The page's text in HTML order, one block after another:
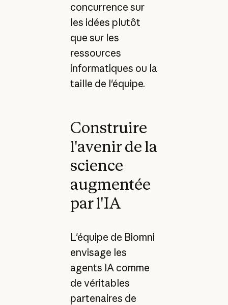
concurrence sur
les idées plutôt
que sur les
ressources
informatiques ou la
taille de l'équipe.
Construire
l'avenir de la
science
augmentée
par l'IA
L'équipe de Biomni
envisage les
agents IA comme
de véritables
partenaires de